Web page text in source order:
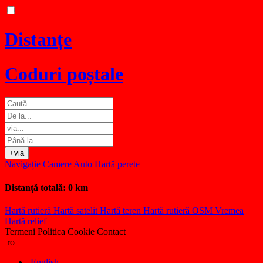
Distanțe
Coduri poștale
+via
Navigație Camere Auto Hartă perete
Distanță totală: 0 km
Hartă rutieră Hartă satelit Hartă teren Hartă rutieră OSM Vremea
Hartă relief
Termeni Politica Cookie Contact
ro